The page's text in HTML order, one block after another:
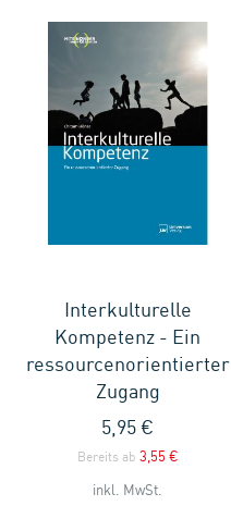
Interkulturelle
Kompetenz - Ein
ressourcenorientierter
Zugang
5,95 €
Bereits ab 3,55 €
inkl. MwSt.